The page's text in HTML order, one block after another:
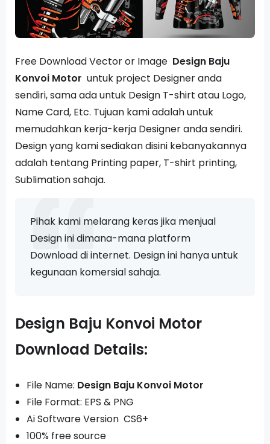
Free Download Vector or Image Design Baju
Konvoi Motor untuk project Designer anda
sendiri, sama ada untuk Design T-shirt atau Logo,
Name Card, Etc. Tujuan kami adalah untuk
memudahkan kerja-kerja Designer anda sendiri.
Design yang kami sediakan disini kebanyakannya
adalah tentang Printing paper, T-shirt printing,
Sublimation sahaja.
Pihak kami melarang keras jika menjual
Design ini dimana-mana platform
Download di internet. Design ini hanya untuk
kegunaan komersial sahaja.
Design Baju Konvoi Motor
Download Details:
File Name: Design Baju Konvoi Motor
File Format: EPS & PNG
Ai Software Version CS6+
100% free source